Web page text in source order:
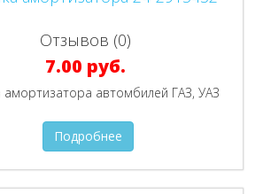
Отзывов (0)
7.00 руб.
амортизатора автомбилей ГАЗ, УАЗ
Подробнее